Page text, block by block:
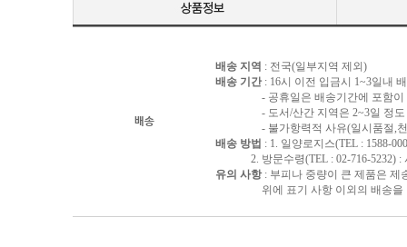
배송
배송 지역 : 전국(일부지역 제외)
배송 기간 : 16시 이전 입금시 1~3일내
- 공휴일은 배송기간에 포함이
- 도서/산간 지역은 2~3일 정도
- 불가항력적 사유(일시품절,천재
배송 방법 : 1. 일양로지스(TEL : 1588-
2. 방문수령(TEL : 02-716-5232) :
유의 사항: 부피나 중량이 큰 제품은 제
위에 표기 사항 이외의 배송을 원